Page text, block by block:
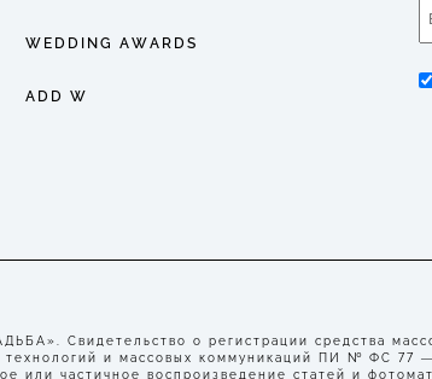
WEDDING AWARDS
ADD W
Свидетельство о регистрации средства
и массовых коммуникаций ПИ № ФС 77
или частичное воспроизведение статей и